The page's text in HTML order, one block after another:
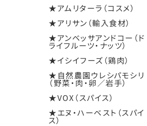
★アムリターラ（コスメ）
★アリサン（輸入食材）
★アンベッサアンドコー（ド
ライフルーツ・ナッツ）
★イシイフーズ（鶏肉）
★自然農園ウレシパモシリ
（野菜・肉・卵／岩手）
★VOX（スパイス）
★エヌ・ハーベスト（スパイ
ス）